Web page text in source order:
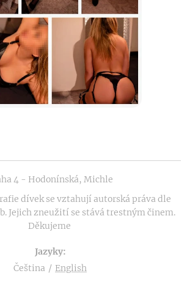
4 - Hodonínská, Michle
dívek se vztahují autorská práva dle
Jejich zneužití se stává trestným činem.
Děkujeme
Jazyky
Čeština
English